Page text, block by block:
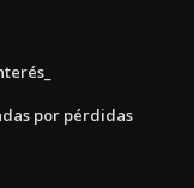
por pérdidas